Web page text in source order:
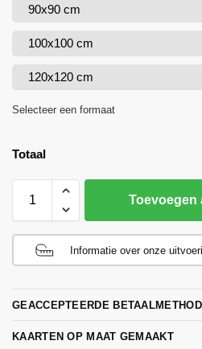
90x90 cm
100x100 cm
120x120 cm
Selecteer een formaat
Totaal
Toevoegen
Informatie over onze
GEACCEPTEERDE
KAARTEN OP MAAT GEMAAKT